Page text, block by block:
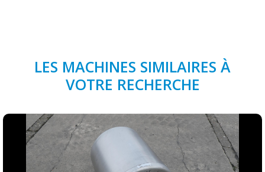
LES MACHINES SIMILAIRES À
VOTRE RECHERCHE